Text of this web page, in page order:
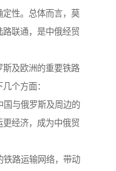
定性。总体而言，莫
联通，是中俄经贸
及欧洲的重要铁路
几个方面：
国与俄罗斯及周边的
经济，成为中俄贸
铁路运输网络，带动